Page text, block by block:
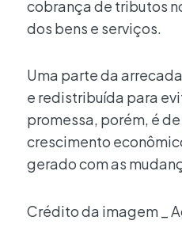
cobrança de tributos
dos bens e serviços.
Uma parte da
e redistribuída para
promessa, porém, é
crescimento
gerado com as
Crédito da imagem _